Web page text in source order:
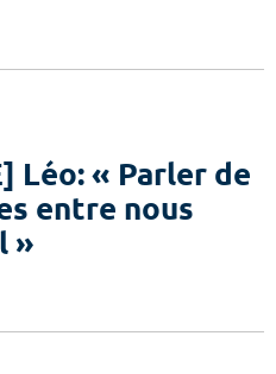
Léo: « Parler de
entre nous
»